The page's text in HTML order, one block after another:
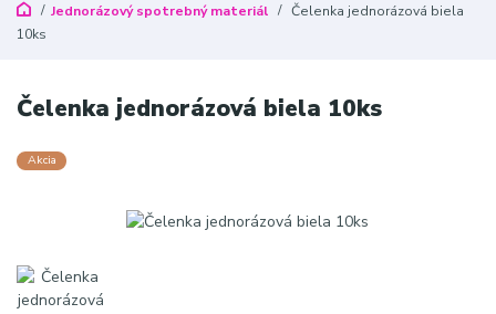
Jednorázový spotrebný materiál
Čelenka jednorázová biela
10ks
Čelenka jednorázová biela 10ks
Akcia